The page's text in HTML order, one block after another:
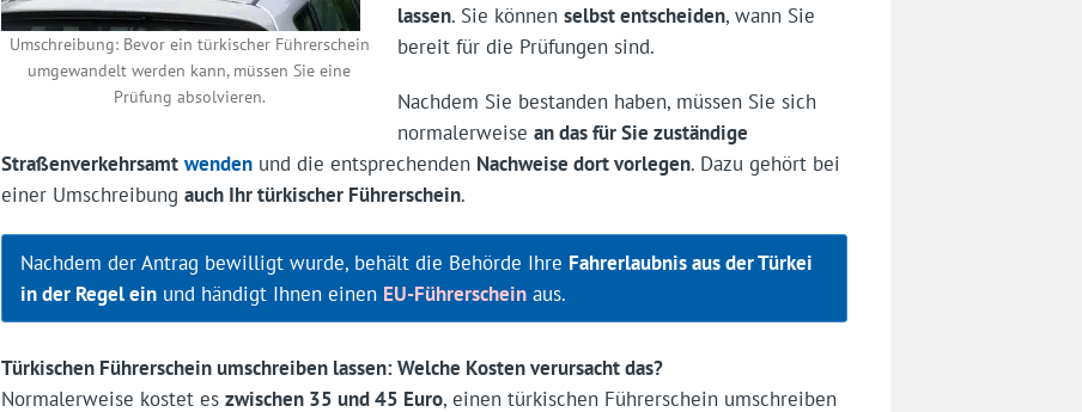
Umschreibung: Bevor ein türkischer Führerschein
umgewandelt werden kann, müssen Sie eine
Prüfung absolvieren.
lassen. Sie könnenselbst entscheiden, wann Sie
bereit für die Prüfungen sind.
Nachdem Sie bestanden haben, müssen Sie sich
normalerweisean das für Sie zuständige
Straßenverkehrsamt wendenund die entsprechenden Nachweise dort vorlegen. Dazu gehört bei
einer Umschreibung auch Ihr türkischer Führerschein.
Nachdem der Antrag bewilligt wurde, behält die Behörde Ihre Fahrerlaubnis aus der Türkei
in der Regel einund händigt Ihnen einen EU-Führerscheinaus.
Türkischen Führerschein umschreiben lassen: Welche Kosten verursacht das?
Normalerweise kostet es zwischen 35 und 45 Euro, einen türkischen Führerschein umschreiben